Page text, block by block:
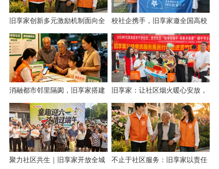
旧享家创新多元激励机制面向全
城招募社区志愿者
校社企携手，旧享家邀全国高校
共建“智慧社区+实践育人”新生态
消融都市邻里隔阂，旧享家搭建
数字化桥梁，打通公益帮扶与社
区需
旧享家：让社区烟火暖心安放，
让邻里温情岁岁相伴
聚力社区共生｜旧享家开放全城
不止于社区服务：旧享家以责任